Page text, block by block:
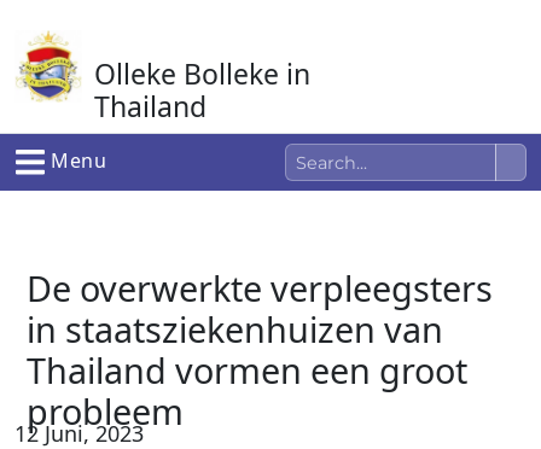
naar
de
inhoud
Olleke Bolleke in
Thailand
In Thailand
Menu
De overwerkte verpleegsters
in staatsziekenhuizen van
Thailand vormen een groot
probleem
12 Juni, 2023